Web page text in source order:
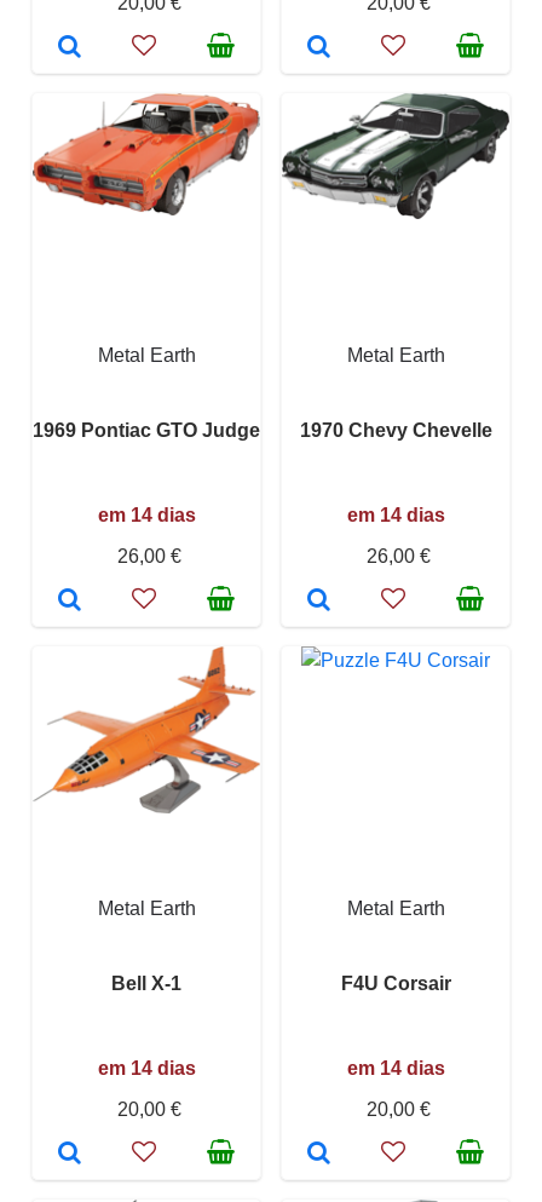
Metal Earth
1969 Pontiac GTO Judge
em 14 dias
26,00 €
Metal Earth
1970 Chevy Chevelle
em 14 dias
26,00 €
Metal Earth
Bell X-1
em 14 dias
20,00 €
Metal Earth
F4U Corsair
em 14 dias
20,00 €